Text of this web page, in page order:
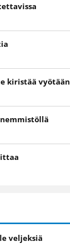
kiristää vyötään
veljeksiä